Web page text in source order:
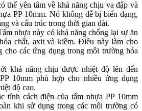
thể yên tâm về khả năng chịu va đập và
PP 10mm. Nó không dễ bị biến dạng,
và cấu trúc trong thời gian dài.
nhựa này có khả năng chống lại sự ăn
chất, axit và kiềm. Điều này làm cho
cho các ứng dụng trong môi trường hóa
khả năng chịu được nhiệt độ lên đến
10mm phù hợp cho nhiều ứng dụng
độ cao.
tính cách điện của tấm nhựa PP 10mm
khi sử dụng trong các môi trường có